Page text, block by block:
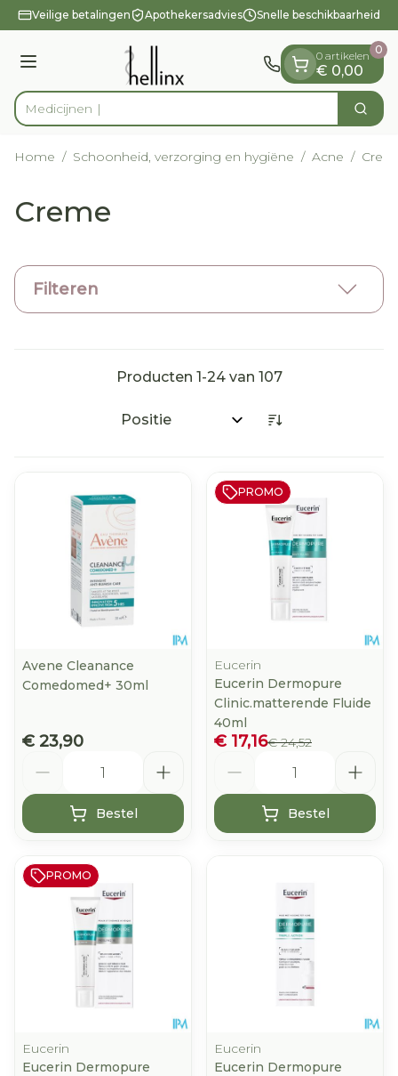
Ga naar de inhoud
1 van 1
Veilige betalingen Apothekersadvies Snelle beschikbaarheid
Menu
Product, merk, categorie... Zoek
0 artikelen
€ 0,00
0
Home / Schoonheid, verzorging en hygiëne / Acne /
Creme
Filteren
Producten 1-24van 107
Sorteer op:
Avene Cleanance
Comedomed+ 30ml
€ 23,90
Bestel
PROMO
Eucerin
Eucerin Dermopure
Clinic.matterende Fluide
40ml
€ 24,52
€ 17,16
Bestel
PROMO
Eucerin
Eucerin Dermopure
Eucerin
Eucerin Dermopure